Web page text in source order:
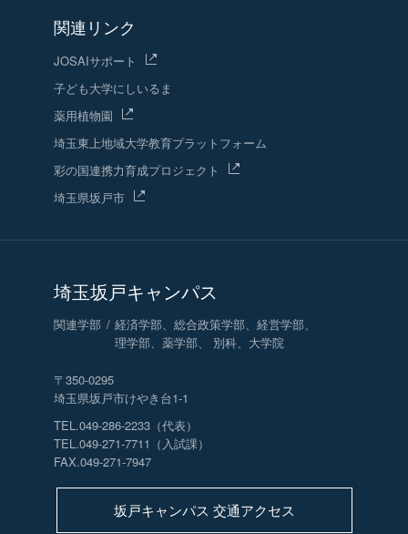
関連リンク
JOSAIサポート
子ども大学にしいるま
薬用植物園
埼玉東上地域大学教育プラットフォーム
彩の国連携力育成プロジェクト
埼玉県坂戸市
埼玉坂戸キャンパス
関連学部
経済学部、総合政策学部、経営学部、
理学部、薬学部、 別科、大学院
〒350-0295
埼玉県坂戸市けやき台1-1
TEL.049-286-2233（代表）
TEL.049-271-7711（入試課）
FAX.049-271-7947
坂戸キャンパス 交通アクセス